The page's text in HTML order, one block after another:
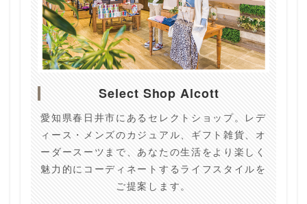
Select Shop Alcott
愛知県春日井市にあるセレクトショップ。レデ
ィース・メンズのカジュアル、ギフト雑貨、オ
ーダースーツまで、あなたの生活をより楽しく
魅力的にコーディネートするライフスタイルを
ご提案します。